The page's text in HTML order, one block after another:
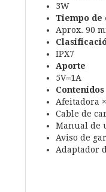
3W
Tiempo de
Aprox. 90
IPX7
Aporte
5V⎓1A
Afeitadora
Cable de
Manual de
Aviso de
Adaptador